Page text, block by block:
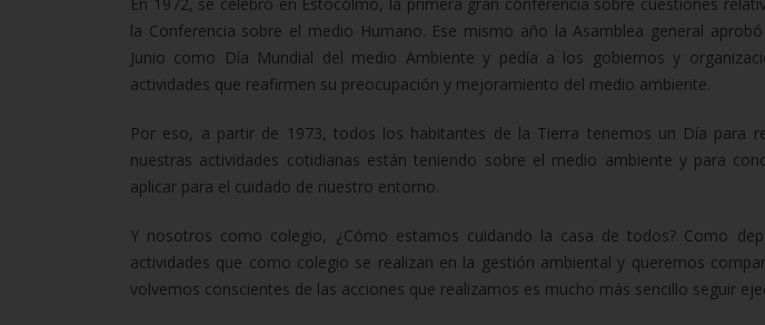
la Conferencia sobre el medio Humano. Ese mismo año la Asamblea general
Junio como Día Mundial del medio Ambiente y pedía a los gobiernos y
actividades que reafirmen su preocupación y mejoramiento del medio ambiente.
Por eso, a partir de 1973, todos los habitantes de la Tierra tenemos un Día para
nuestras actividades cotidianas están teniendo sobre el medio ambiente y para
aplicar para el cuidado de nuestro entorno.
Y nosotros como colegio, ¿Cómo estamos cuidando la casa de todos? Como
actividades que como colegio se realizan en la gestión ambiental y queremos
volvemos conscientes de las acciones que realizamos es mucho más sencillo seguir